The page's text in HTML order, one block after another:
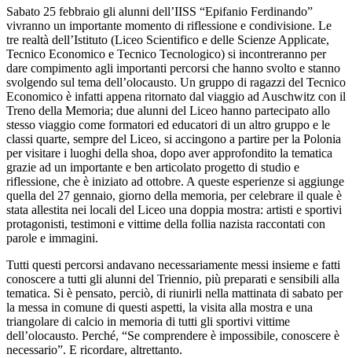
Sabato 25 febbraio gli alunni dell’IISS “Epifanio Ferdinando”
vivranno un importante momento di riflessione e condivisione. Le
tre realtà dell’Istituto (Liceo Scientifico e delle Scienze Applicate,
Tecnico Economico e Tecnico Tecnologico) si incontreranno per
dare compimento agli importanti percorsi che hanno svolto e stanno
svolgendo sul tema dell’olocausto. Un gruppo di ragazzi del Tecnico
Economico è infatti appena ritornato dal viaggio ad Auschwitz con il
Treno della Memoria; due alunni del Liceo hanno partecipato allo
stesso viaggio come formatori ed educatori di un altro gruppo e le
classi quarte, sempre del Liceo, si accingono a partire per la Polonia
per visitare i luoghi della shoa, dopo aver approfondito la tematica
grazie ad un importante e ben articolato progetto di studio e
riflessione, che è iniziato ad ottobre. A queste esperienze si aggiunge
quella del 27 gennaio, giorno della memoria, per celebrare il quale è
stata allestita nei locali del Liceo una doppia mostra: artisti e sportivi
protagonisti, testimoni e vittime della follia nazista raccontati con
parole e immagini.
Tutti questi percorsi andavano necessariamente messi insieme e fatti
conoscere a tutti gli alunni del Triennio, più preparati e sensibili alla
tematica. Si è pensato, perciò, di riunirli nella mattinata di sabato per
la messa in comune di questi aspetti, la visita alla mostra e una
triangolare di calcio in memoria di tutti gli sportivi vittime
dell’olocausto. Perché, “Se comprendere è impossibile, conoscere è
necessario”. E ricordare, altrettanto.